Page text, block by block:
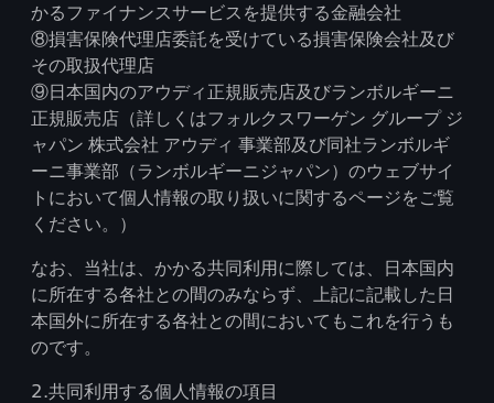
かるファイナンスサービスを提供する金融会社
⑧損害保険代理店委託を受けている損害保険会社及び
その取扱代理店
⑨日本国内のアウディ正規販売店及びランボルギーニ
正規販売店（詳しくはフォルクスワーゲン グループ ジ
ャパン 株式会社 アウディ 事業部及び同社ランボルギ
ーニ事業部（ランボルギーニジャパン）のウェブサイ
トにおいて個人情報の取り扱いに関するページをご覧
ください。）
なお、当社は、かかる共同利用に際しては、日本国内
に所在する各社との間のみならず、上記に記載した日
本国外に所在する各社との間においてもこれを行うも
のです。
2.共同利用する個人情報の項目